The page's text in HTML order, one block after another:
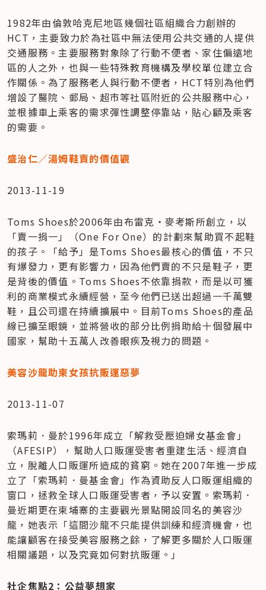
1982年由倫敦哈克尼地區幾個社區組織合力創辦的
HCT，主要致力於為社區中無法使用公共交通的人提供
交通服務。主要服務對象除了行動不便者、家住偏遠地
區的人之外，也與一些特殊教育機構及學校單位建立合
作關係。為了服務老人與行動不便者，HCT特別為他們
增設了醫院、郵局、超市等社區附近的公共服務中心，
並根據車上乘客的需求彈性調整停靠站，貼心顧及乘客
的需要。
盛治仁／湯姆鞋賣的價值觀
2013-11-19
Toms Shoes於2006年由布雷克‧麥考斯所創立，以
「賣一捐一」（One For One）的計劃來幫助買不起鞋
的孩子。「給予」是Toms Shoes最核心的價值，不只
有爆發力，更有影響力，因為他們賣的不只是鞋子，更
是背後的價值。Toms Shoes不依靠捐款，而是以可獲
利的商業模式永續經營，至今他們已送出超過一千萬雙
鞋，且公司還在持續擴展中。目前Toms Shoes的產品
線已擴至眼鏡，並將營收的部分比例捐助給十個發展中
國家，幫助十五萬人改善眼疾及視力的問題。
美容沙龍助柬女孩抗販運惡夢
2013-11-07
索瑪莉．曼於1996年成立「解救受壓迫婦女基金會」
（AFESIP），幫助人口販運受害者重建生活、經濟自
立，脫離人口販運所造成的貧窮。她在2007年進一步成
立了「索瑪莉．曼基金會」作為資助反人口販運組織的
窗口，拯救全球人口販運受害者，予以安置。索瑪莉．
曼近期更在柬埔寨的主要觀光景點開設同名的美容沙
龍，她表示「這間沙龍不只能提供訓練和經濟機會，也
能讓顧客在接受美容服務之餘，了解更多關於人口販運
相關議題，以及究竟如何對抗販運。」
社企焦點2：公益夢想家